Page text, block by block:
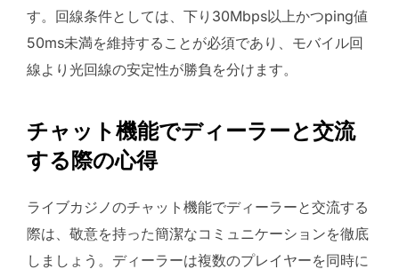
す。回線条件としては、下り30Mbps以上かつping値
50ms未満を維持することが必須であり、モバイル回
線より光回線の安定性が勝負を分けます。
チャット機能でディーラーと交流
する際の心得
ライブカジノのチャット機能でディーラーと交流する
際は、敬意を持った簡潔なコミュニケーションを徹底
しましょう。ディーラーは複数のプレイヤーを同時に